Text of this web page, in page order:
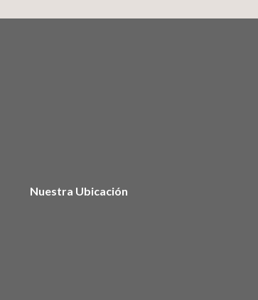
Nuestra Ubicación